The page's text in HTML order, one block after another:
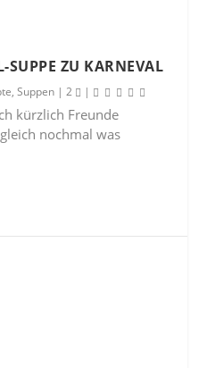
SUPPE ZU KARNEVAL
,Suppen |2 |
kürzlich Freunde
nochmal was